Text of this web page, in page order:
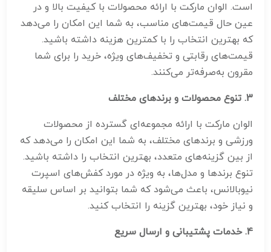
است. الوان مارکت با ارائه محصولات با کیفیت بالا و در
عین حال قیمت‌های مناسب، به شما این امکان را می‌دهد
که بهترین انتخاب را با کمترین هزینه داشته باشید.
قیمت‌های رقابتی و تخفیف‌های ویژه، خرید را برای شما
مقرون به‌صرفه‌تر می‌کنند.
3. تنوع محصولات و برندهای مختلف
الوان مارکت با ارائه مجموعه‌ای گسترده از محصولات
ورزشی و برندهای مختلف، به شما این امکان را می‌دهد که
از بین گزینه‌های متعدد، بهترین انتخاب را داشته باشید.
تنوع برندها و مدل‌ها، به ویژه در مورد کفش‌های اسپرت
نیوبالانس، باعث می‌شود که شما بتوانید بر اساس سلیقه
و نیاز خود، بهترین گزینه را انتخاب کنید.
4. خدمات پشتیبانی و ارسال سریع